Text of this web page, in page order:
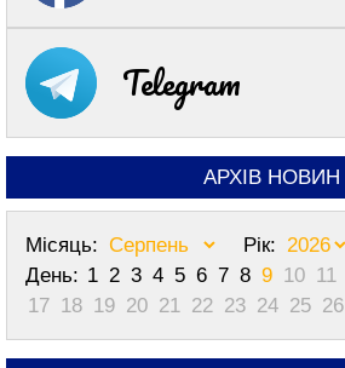
Telegram
АРХІВ НОВИН
Місяць:
Рік:
День: 1 2 3 4 5 6 7 8 9 10 11
17 18 19 20 21 22 23 24 25 26